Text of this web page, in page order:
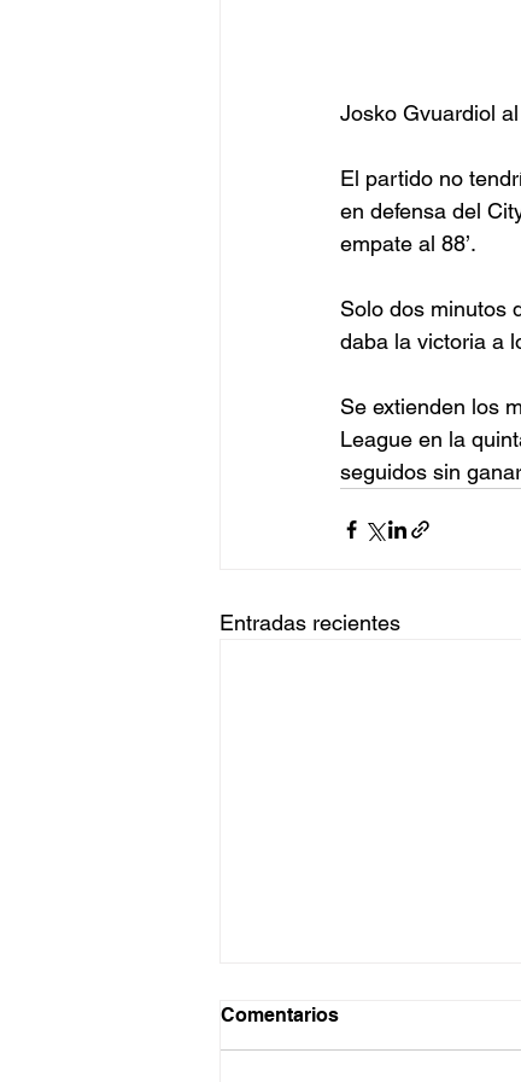
Josko Gvuardiol
El partido no
en defensa del
empate al 88’.
Solo dos minutos
daba la victoria a
Se extienden los
League en la
seguidos sin
Entradas recientes
Comentarios